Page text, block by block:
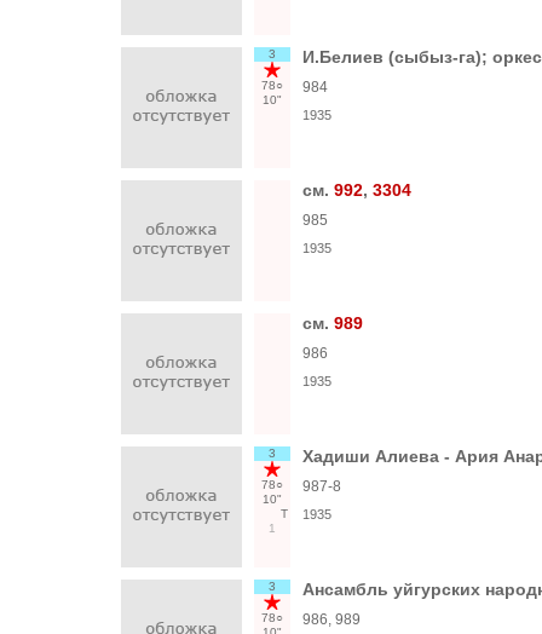
3
78○
10"
И.Белиев (сыбыз-га);
984
1935
см. 992, 3304
985
1935
см. 989
986
1935
3
78○
10"
Т
1
Хадиши Алиева - Ария
987-8
1935
3
78○
Ансамбль уйгурских
986, 989